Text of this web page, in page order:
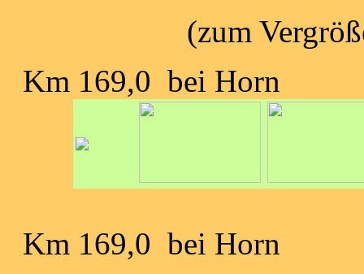
(zum
Km 169,0 bei Horn
Km 169,0 bei Horn